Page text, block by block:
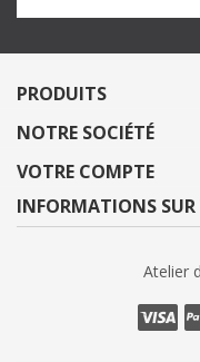
PRODUITS
NOTRE SOCIÉTÉ
VOTRE COMPTE
INFORMATIONS
Atelier